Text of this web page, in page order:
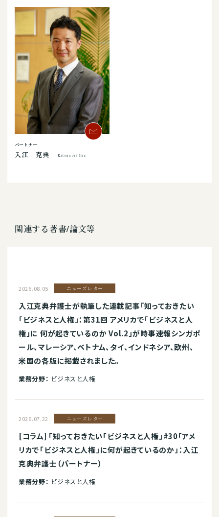
パートナー
入江 克典 Katsunori Irie
関連する著書/論文等
2026.08.05 ニューズレター
入江克典弁護士が執筆した連載記事「知っておきたい
「ビジネスと人権」：第31回 アメリカで「ビジネスと人
権」に 何が起きているのか Vol.2」が時事速報シンガポ
ール、マレーシア、ベトナム、タイ、インドネシア、欧州、
米国の各版に掲載されました。
業務分野： ビジネスと人権
2026.07.22 ニューズレター
[コラム] 「知っておきたい「ビジネスと人権」#30「アメ
リカで「ビジネスと人権」に何が起きているのか」：入江
克典弁護士（パートナー）
業務分野： ビジネスと人権